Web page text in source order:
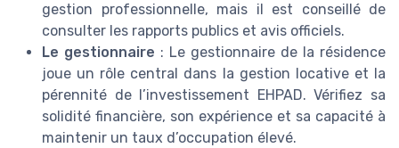
gestion professionnelle, mais il est conseillé de
consulter les rapports publics et avis officiels.
Le gestionnaire : Le gestionnaire de la résidence
joue un rôle central dans la gestion locative et la
pérennité de l’investissement EHPAD. Vérifiez sa
solidité financière, son expérience et sa capacité à
maintenir un taux d’occupation élevé.